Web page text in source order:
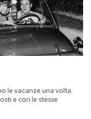
le vacanze una volta:
e con le stesse